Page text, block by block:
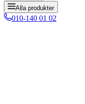
Alla produkter
010-140 01 02